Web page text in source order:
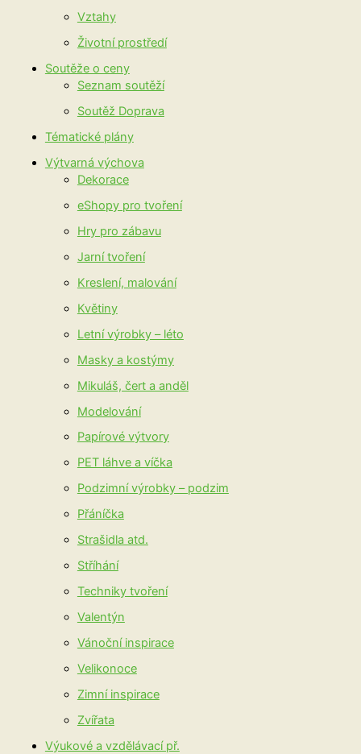
Vztahy
Životní prostředí
Soutěže o ceny
Seznam soutěží
Soutěž Doprava
Tématické plány
Výtvarná výchova
Dekorace
eShopy pro tvoření
Hry pro zábavu
Jarní tvoření
Kreslení, malování
Květiny
Letní výrobky – léto
Masky a kostýmy
Mikuláš, čert a anděl
Modelování
Papírové výtvory
PET láhve a víčka
Podzimní výrobky – podzim
Přáníčka
Strašidla atd.
Stříhání
Techniky tvoření
Valentýn
Vánoční inspirace
Velikonoce
Zimní inspirace
Zvířata
Výukové a vzdělávací př.